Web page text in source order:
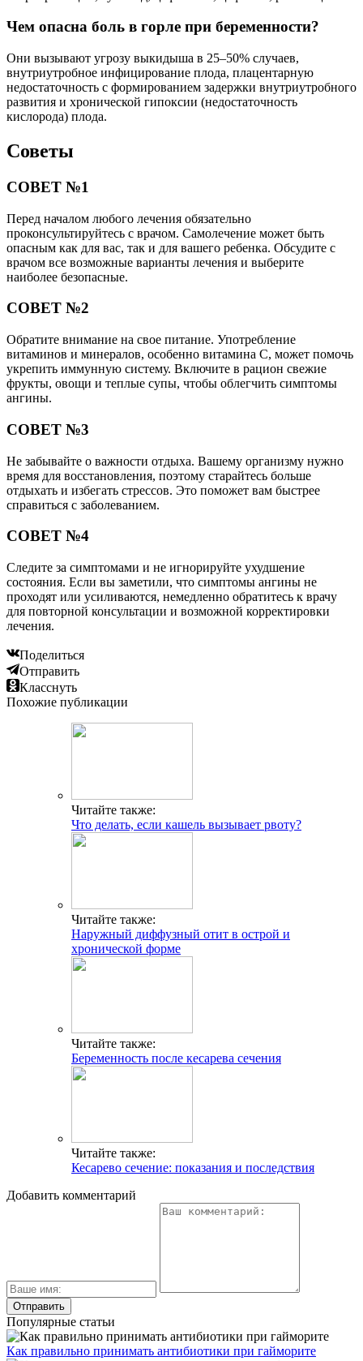
Чем опасна боль в горле при беременности?
Они вызывают угрозу выкидыша в 25–50% случаев,
внутриутробное инфицирование плода, плацентарную
недостаточность с формированием задержки внутриутробного
развития и хронической гипоксии (недостаточность
кислорода) плода.
Советы
СОВЕТ №1
Перед началом любого лечения обязательно
проконсультируйтесь с врачом. Самолечение может быть
опасным как для вас, так и для вашего ребенка. Обсудите с
врачом все возможные варианты лечения и выберите
наиболее безопасные.
СОВЕТ №2
Обратите внимание на свое питание. Употребление
витаминов и минералов, особенно витамина C, может помочь
укрепить иммунную систему. Включите в рацион свежие
фрукты, овощи и теплые супы, чтобы облегчить симптомы
ангины.
СОВЕТ №3
Не забывайте о важности отдыха. Вашему организму нужно
время для восстановления, поэтому старайтесь больше
отдыхать и избегать стрессов. Это поможет вам быстрее
справиться с заболеванием.
СОВЕТ №4
Следите за симптомами и не игнорируйте ухудшение
состояния. Если вы заметили, что симптомы ангины не
проходят или усиливаются, немедленно обратитесь к врачу
для повторной консультации и возможной корректировки
лечения.
Поделиться
Отправить
Класснуть
Похожие публикации
Читайте также:
Что делать, если кашель вызывает рвоту?
Читайте также:
Наружный диффузный отит в острой и
хронической форме
Читайте также:
Беременность после кесарева сечения
Читайте также:
Кесарево сечение: показания и последствия
Добавить комментарий
Популярные статьи
Как правильно принимать антибиотики при гайморите